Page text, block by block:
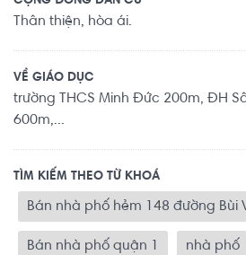
Thân thiện, hòa ái.
VỀ GIÁO DỤC
trường THCS Minh Đức 200m, ĐH
600m,...
TÌM KIẾM THEO TỪ KHOÁ
Bán nhà phố hẻm 148 đường Bùi
Bán nhà phố quận 1 nhà phố